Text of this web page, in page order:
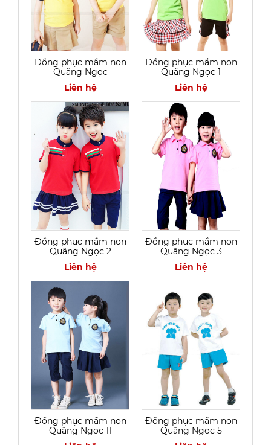
Đồng phục mầm non
Quãng Ngọc
Liên hệ
Đồng phục mầm non
Quãng Ngọc 1
Liên hệ
Đồng phục mầm non
Quãng Ngọc 2
Liên hệ
Đồng phục mầm non
Quãng Ngọc 3
Liên hệ
Đồng phục mầm non
Quãng Ngọc 11
Đồng phục mầm non
Quãng Ngọc 5